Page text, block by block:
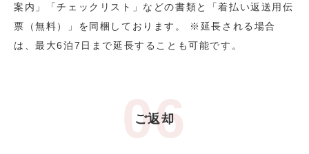
案内」「チェックリスト」などの書類と「着払い返送用伝
票（無料）」を同梱しております。 ※延長される場合
は、最大6泊7日まで延長することも可能です。
ご返却